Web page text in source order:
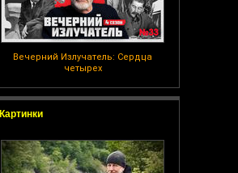
Вечерний Излучатель: Сердца
четырех
Картинки